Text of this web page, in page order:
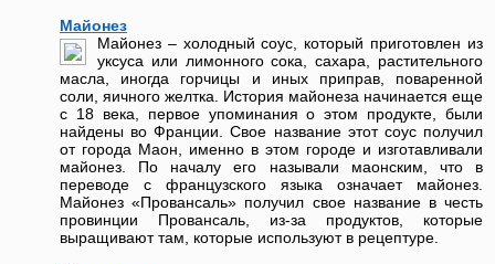
Майонез
Майонез – холодный соус, который приготовлен из
уксуса или лимонного сока, сахара, растительного
масла, иногда горчицы и иных приправ, поваренной
соли, яичного желтка. История майонеза начинается еще
с 18 века, первое упоминания о этом продукте, были
найдены во Франции. Свое название этот соус получил
от города Маон, именно в этом городе и изготавливали
майонез. По началу его называли маонским, что в
переводе с французского языка означает майонез.
Майонез «Провансаль» получил свое название в честь
провинции Провансаль, из-за продуктов, которые
выращивают там, которые используют в рецептуре.